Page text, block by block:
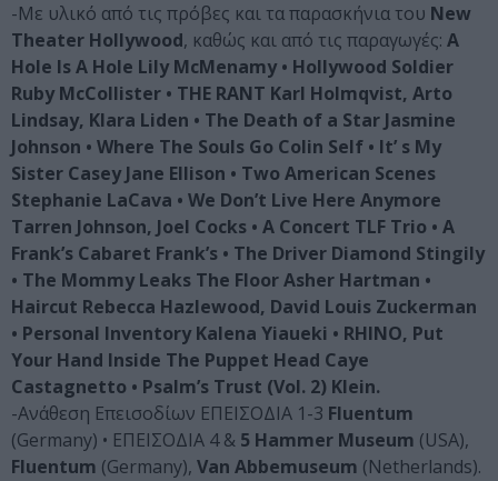
-Με υλικό από τις πρόβες και τα παρασκήνια του New
Theater Hollywood, καθώς και από τις παραγωγές: Α
Hole Is Α Hole Lily McMenamy • Hollywood Soldier
Ruby McCollister • ΤΗΕ RANT Karl Holmqvist, Arto
Lindsay, Klara Liden • The Death of a Star Jasmine
Johnson • Where The Souls Go Colin Self • lt’ s My
Sister Casey Jane Ellison • Two American Scenes
Stephanie LaCava • We Don’t Live Here Anymore
Tarren Johnson, Joel Cocks • A Concert TLF Trio • A
Frank’s Cabaret Frank’s • The Driver Diamond Stingily
• The Mommy Leaks The Floor Asher Hartman •
Haircut Rebecca Hazlewood, David Louis Zuckerman
• Personal lnventory Kalena Yiaueki • RHINO, Put
Your Hand lnside The Puppet Head Caye
Castagnetto • Psalm’s Trust (Vol. 2) Klein.
-Ανάθεση Επεισοδίων ΕΠΕΙΣΟΔΙΑ 1-3 Fluentum
(Germany) • ΕΠΕΙΣΟΔΙΑ 4 & 5 Hammer Museum (USA),
Fluentum (Germany), Van Abbemuseum (Netherlands).